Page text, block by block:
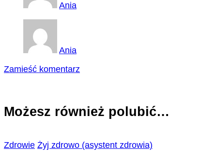
Ania
Ania
Zamieść komentarz
Możesz również polubić…
Zdrowie Żyj zdrowo (asystent zdrowia)